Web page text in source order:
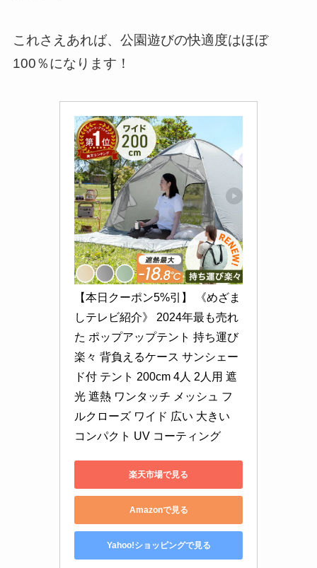
これさえあれば、公園遊びの快適度はほぼ
100％になります！
【本日クーポン5%引】 《めざま
しテレビ紹介》 2024年最も売れ
た ポップアップテント 持ち運び
楽々 背負えるケース サンシェー
ド付 テント 200cm 4人 2人用 遮
光 遮熱 ワンタッチ メッシュ フ
ルクローズ ワイド 広い 大きい
コンパクト UV コーティング
楽天市場で見る
Amazonで見る
Yahoo!ショッピングで見る